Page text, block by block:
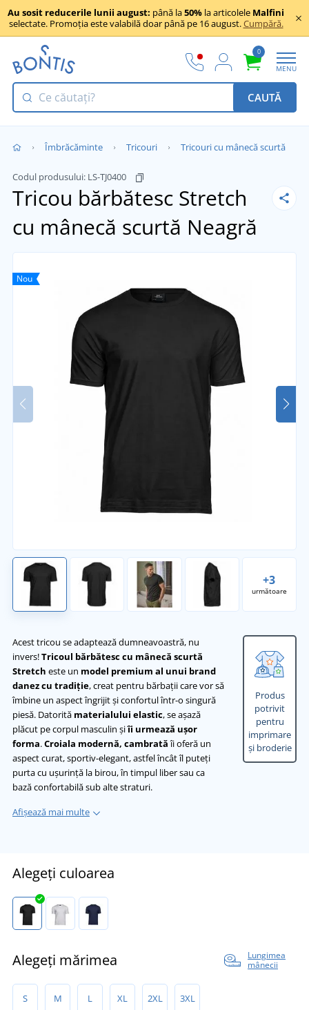
Au sosit reducerile lunii august: până la50% la articolele Malfini
selectate. Promoția este valabilă doar până pe 16 august.Cumpără.
0
MENU
CAUTĂ
Îmbrăcăminte Tricouri Tricouri cu mânecă scurtă
Codul produsului: LS-TJ0400
Tricou bărbătesc Stretch
cu mânecă scurtă Neagră
+3
următoare
Nou
Acest tricou se adaptează dumneavoastră, nu
invers!Tricoul bărbătesc cu mânecă scurtă
Stretch este un model premium al unui brand
danez cu tradiție, creat pentru bărbații care vor să
îmbine un aspect îngrijit și confortul într-o singură
piesă. Datorită materialului elastic, se așază
plăcut pe corpul masculin șiîi urmează ușor
forma.Croiala modernă, cambratăîi oferă un
aspect curat, sportiv-elegant, astfel încât îl puteți
purta cu ușurință la birou, în timpul liber sau ca
bază confortabilă sub alte straturi.
Afișează mai multe
Produs
potrivit
pentru
imprimare
și broderie
Alegeți culoarea
Alegeți mărimea
Lungimea
mânecii
S M L XL 2XL 3XL